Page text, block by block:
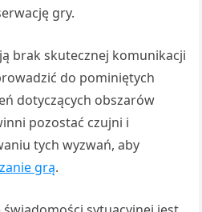
gry.
brak skutecznej komunikacji
do pominiętych
dotyczących obszarów
pozostać czujni i
tych wyzwań, aby
grą.